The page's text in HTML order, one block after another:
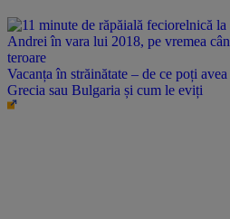
Vacanța în străinătate – de ce poți
Grecia sau Bulgaria și cum le eviți